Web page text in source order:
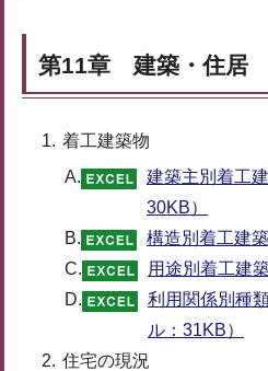
第11章 建築・住居
着工建築物
A.
建築主別着工
30KB）
B.
構造別着工建
C.
用途別着工建
D.
利用関係別種
ル：31KB）
住宅の現況